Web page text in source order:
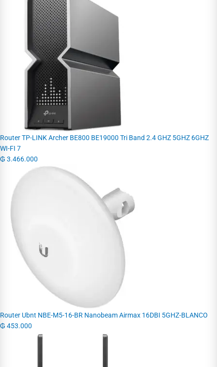
Router TP-LINK Archer BE800 BE19000 Tri Band 2.4 GHZ 5GHZ 6GHZ
WI-FI 7
₲ 3.466.000
Router Ubnt NBE-M5-16-BR Nanobeam Airmax 16DBI 5GHZ-BLANCO
₲ 453.000